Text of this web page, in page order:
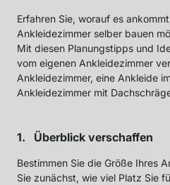
Erfahren Sie, worauf es
Ankleidezimmer selber bauen
Mit diesen Planungstipps und
vom eigenen Ankleidezimmer
Ankleidezimmer, eine Ankleide
Ankleidezimmer mit
Überblick verschaffen
Bestimmen Sie die Größe Ihres
Sie zunächst, wie viel Platz Sie